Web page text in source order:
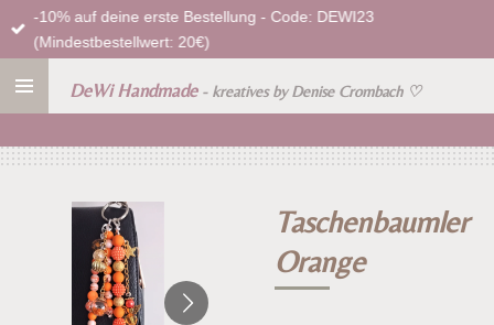
Zum
Hauptinhalt
DeWi Handmade - kreatives by Denise Crombach ♡
-10% auf deine erste Bestellung - Code: DEWI23
(Mindestbestellwert: 20€)
Taschenbaumler
Orange